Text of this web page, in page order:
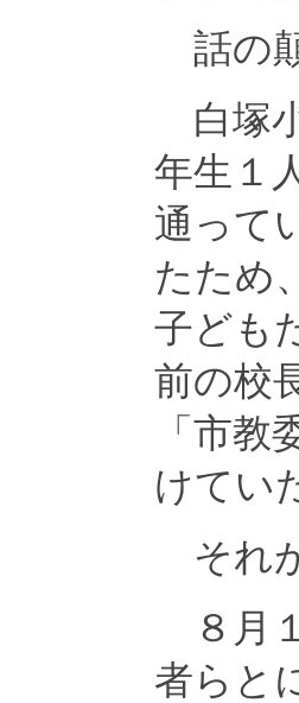
話の
白塚
年生１
通って
たため
子ども
前の校
「市
けてい
それ
８月
者らと